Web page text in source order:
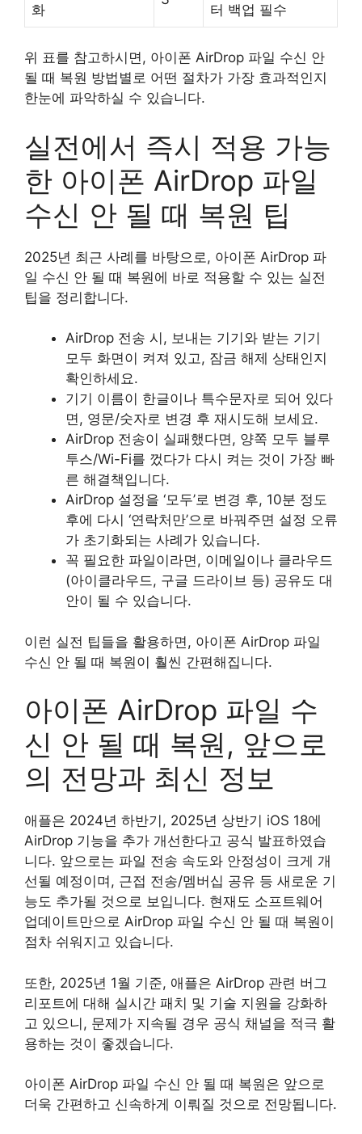
화 터 백업 필수
위 표를 참고하시면, 아이폰 AirDrop 파일 수신 안
될 때 복원 방법별로 어떤 절차가 가장 효과적인지
한눈에 파악하실 수 있습니다.
실전에서 즉시 적용 가능
한 아이폰 AirDrop 파일
수신 안 될 때 복원 팁
2025년 최근 사례를 바탕으로, 아이폰 AirDrop 파
일 수신 안 될 때 복원에 바로 적용할 수 있는 실전
팁을 정리합니다.
AirDrop 전송 시, 보내는 기기와 받는 기기
모두 화면이 켜져 있고, 잠금 해제 상태인지
확인하세요.
기기 이름이 한글이나 특수문자로 되어 있다
면, 영문/숫자로 변경 후 재시도해 보세요.
AirDrop 전송이 실패했다면, 양쪽 모두 블루
투스/Wi-Fi를 껐다가 다시 켜는 것이 가장 빠
른 해결책입니다.
AirDrop 설정을 ‘모두’로 변경 후, 10분 정도
후에 다시 ‘연락처만’으로 바꿔주면 설정 오류
가 초기화되는 사례가 있습니다.
꼭 필요한 파일이라면, 이메일이나 클라우드
(아이클라우드, 구글 드라이브 등) 공유도 대
안이 될 수 있습니다.
이런 실전 팁들을 활용하면, 아이폰 AirDrop 파일
수신 안 될 때 복원이 훨씬 간편해집니다.
아이폰 AirDrop 파일 수
신 안 될 때 복원, 앞으로
의 전망과 최신 정보
애플은 2024년 하반기, 2025년 상반기 iOS 18에
AirDrop 기능을 추가 개선한다고 공식 발표하였습
니다. 앞으로는 파일 전송 속도와 안정성이 크게 개
선될 예정이며, 근접 전송/멤버십 공유 등 새로운 기
능도 추가될 것으로 보입니다. 현재도 소프트웨어
업데이트만으로 AirDrop 파일 수신 안 될 때 복원이
점차 쉬워지고 있습니다.
또한, 2025년 1월 기준, 애플은 AirDrop 관련 버그
리포트에 대해 실시간 패치 및 기술 지원을 강화하
고 있으니, 문제가 지속될 경우 공식 채널을 적극 활
용하는 것이 좋겠습니다.
아이폰 AirDrop 파일 수신 안 될 때 복원은 앞으로
더욱 간편하고 신속하게 이뤄질 것으로 전망됩니다.